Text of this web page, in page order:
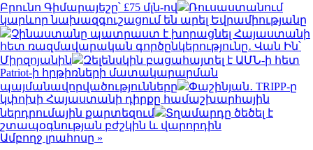
Բրունո Գիմարայեշը՝ £75 մլն-ով
Ռուսաստանում
կարևոր նախազգուշացում են արել Եվրամիությանը
Չինաստանը պատրաստ է խորացնել Հայաստանի
հետ ռազմավարական գործընկերությունը․ Վան Ին՝
Միրզոյանին
Զելենսկին բացահայտել է ԱՄՆ-ի հետ
Patriot-ի հրթիռների մատակարարման
պայմանավորվածությունները
Փաշինյան․ TRIPP-ը
կփոխի Հայաստանի դիրքը համաշխարհային
ներդրումային քարտեզում
Տղամարդը ծեծել է
շտապօգնության բժշկին և վարորդին
Ամբողջ լրահոսը »